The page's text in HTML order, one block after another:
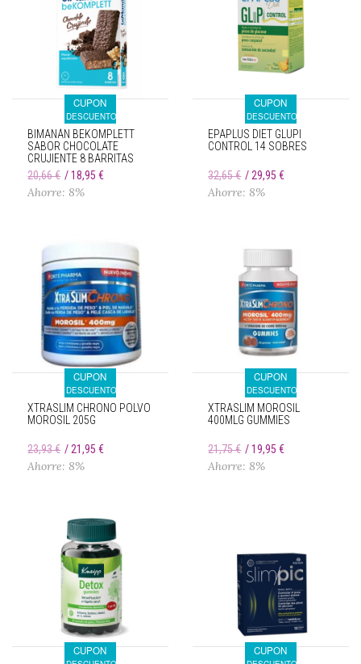
CUPON
DESCUENTO
BIMANÁN BEKOMPLETT
SABOR CHOCOLATE
CRUJIENTE 8 BARRITAS
20,66 €
18,95 €
Ahorre: 8%
CUPON
DESCUENTO
EPAPLUS DIET GLUPI
CONTROL 14 SOBRES
32,65 € 29,95 €
Ahorre: 8%
CUPON
DESCUENTO
XTRASLIM CHRONO POLVO
MOROSIL 205G
23,93 € 21,95 €
Ahorre: 8%
CUPON
DESCUENTO
XTRASLIM MOROSIL
400MLG GUMMIES
21,75 € 19,95 €
Ahorre: 8%
CUPON CUPON